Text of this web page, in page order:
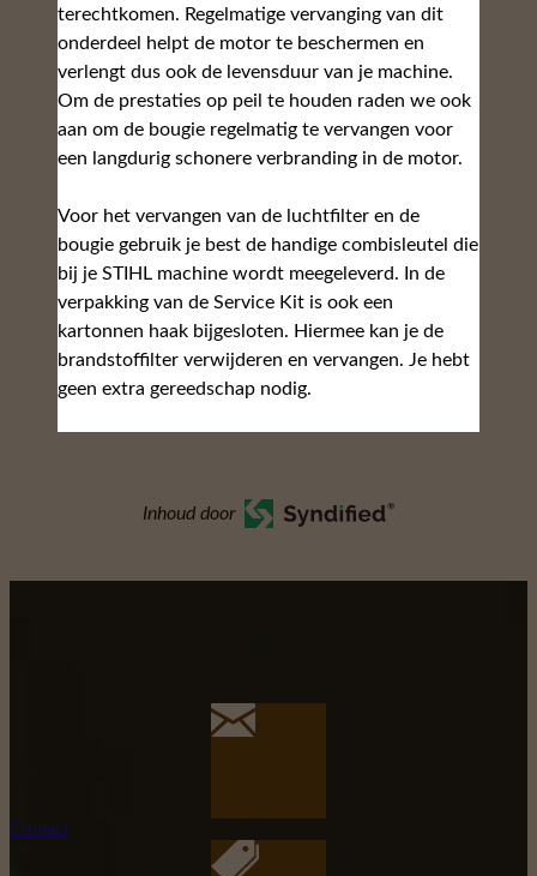
terechtkomen. Regelmatige vervanging van dit
onderdeel helpt de motor te beschermen en
verlengt dus ook de levensduur van je machine.
Om de prestaties op peil te houden raden we ook
aan om de bougie regelmatig te vervangen voor
een langdurig schonere verbranding in de motor.
Voor het vervangen van de luchtfilter en de
bougie gebruik je best de handige combisleutel die
bij je STIHL machine wordt meegeleverd. In de
verpakking van de Service Kit is ook een
kartonnen haak bijgesloten. Hiermee kan je de
brandstoffilter verwijderen en vervangen. Je hebt
geen extra gereedschap nodig.
Inhoud door
Contact